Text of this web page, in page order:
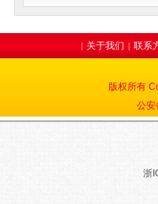
| 关于我们 | 联系
版权所有
公安
浙